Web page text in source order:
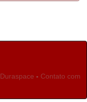
Duraspace - Contato com